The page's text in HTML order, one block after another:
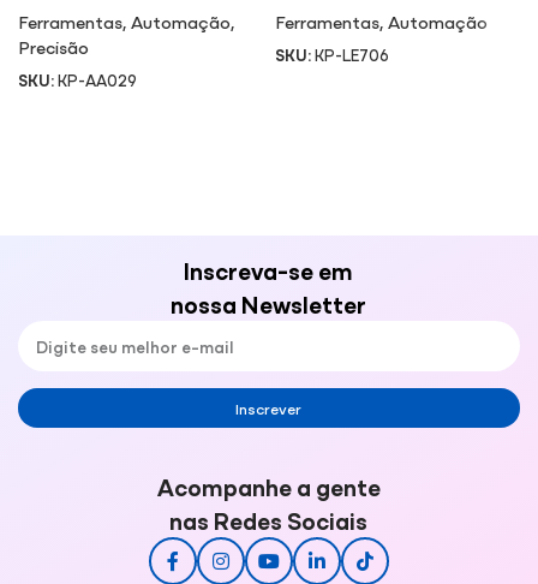
Ferramentas,Automação,
Precisão
SKU:KP-AA029
Ferramentas,Automação
SKU:KP-LE706
Inscreva-se em
nossa Newsletter
Inscrever
Acompanhe a gente
nas Redes Sociais